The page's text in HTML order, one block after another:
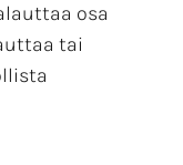
osa
tai